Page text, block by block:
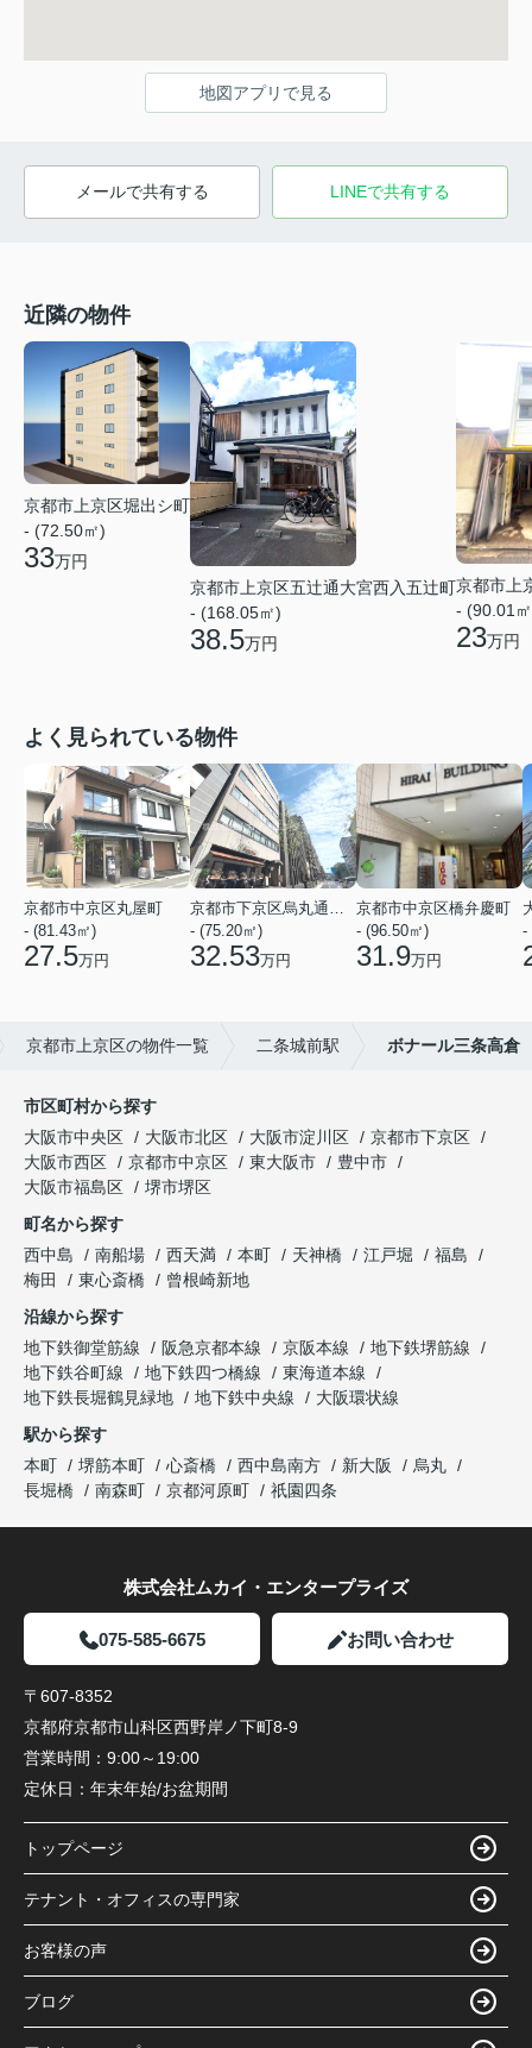
地図アプリで見る
メールで共有する LINEで共有する
近隣の物件
京都市上京区堀出シ町
- (72.50㎡)
33万円
京都市上京区五辻通大宮西入五辻町
- (168.05㎡)
38.5万円
京都市上
- (90.01
23万円
よく見られている物件
京都市中京区丸屋町
- (81.43㎡)
27.5万円
京都市下京区烏丸通五条上る五条烏丸町
- (75.20㎡)
32.53万円
京都市中京区橋弁慶町
- (96.50㎡)
31.9万円
-
京都市上京区の物件一覧 二条城前駅 ボナール三条高倉
市区町村から探す
大阪市中央区
大阪市北区 大阪市淀川区
京都市下京区
大阪市西区
京都市中京区 東大阪市
豊中市
大阪市福島区
堺市堺区
町名から探す
西中島
南船場 西天満 本町 天神橋 江戸堀
福島
梅田
東心斎橋
曾根崎新地
沿線から探す
地下鉄御堂筋線
阪急京都本線 京阪本線
地下鉄堺筋線
地下鉄谷町線
地下鉄四つ橋線
東海道本線
地下鉄長堀鶴見緑地
地下鉄中央線
大阪環状線
駅から探す
本町
堺筋本町 心斎橋 西中島南方 新大阪
烏丸
長堀橋
南森町 京都河原町 祇園四条
株式会社ムカイ・エンタープライズ
075-585-6675 お問い合わせ
〒607-8352
京都府京都市山科区西野岸ノ下町8-9
営業時間： 9:00～19:00
定休日： 年末年始/お盆期間
トップページ
テナント・オフィスの専門家
お客様の声
ブログ